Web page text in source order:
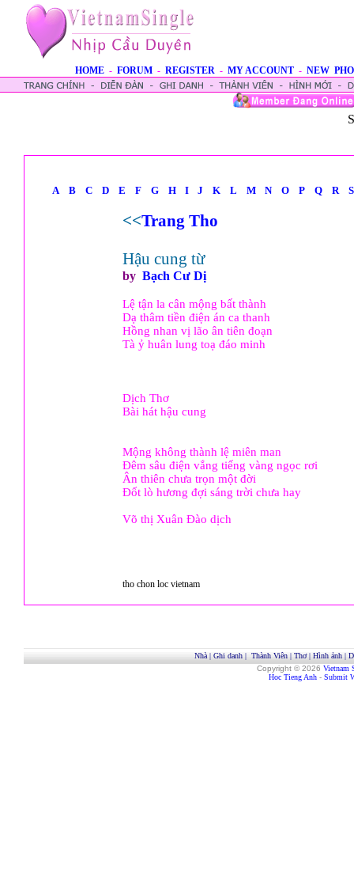
HOME - FORUM - REGISTER - MY ACCOUNT - NEW
A B C D E F G H I J K L M N O P Q R S
<<Trang Tho
Hậu cung từ
by Bạch Cư Dị
Lệ tận la cân mộng bất thành
Dạ thâm tiền điện án ca thanh
Hồng nhan vị lão ân tiên đoạn
Tà ỷ huân lung toạ đáo minh
Dịch Thơ
Bài hát hậu cung
Mộng không thành lệ miên man
Ðêm sâu điện vắng tiếng vàng ngọc rơi
Ân thiên chưa trọn một đời
Ðốt lò hương đợi sáng trời chưa hay
Võ thị Xuân Đào dịch
tho chon loc vietnam
Nhà| Ghi danh| Thành Viên| Thơ| Hình ảnh|
Copyright © 2026 Vietnam
Hoc Tieng Anh - Submit